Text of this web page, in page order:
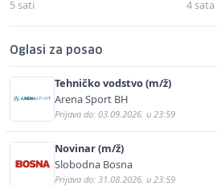
5 sati 4 sata
Oglasi za posao
Tehničko vodstvo (m/ž)
Arena Sport BH
Prijava do: 03.09.2026. u 23:59
Novinar (m/ž)
Slobodna Bosna
Prijava do: 31.08.2026. u 23:59